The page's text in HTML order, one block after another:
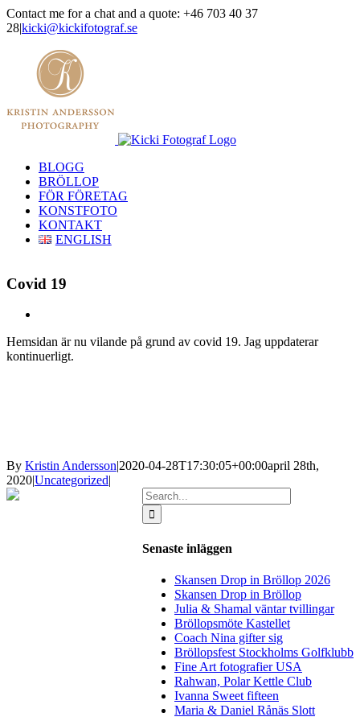
Skip
to
Contact me for a chat and a quote: +46 703 40 37
28|kicki@kickifotograf.se
BLOGG
BRÖLLOP
FÖR FÖRETAG
KONSTFOTO
KONTAKT
ENGLISH
Covid 19
Image
Hemsidan är nu vilande på grund av covid 19. Jag uppdaterar
kontinuerligt.
By Kristin Andersson|2020-04-28T17:30:05+00:00april 28th,
2020|Uncategorized|
Search
for:
Senaste inläggen
Skansen Drop in Bröllop 2026
Skansen Drop in Bröllop
Julia & Shamal väntar tvillingar
Bröllopsmöte Kastellet
Coach Nina gifter sig
Bröllopsfest Stockholms Golfklubb
Fine Art fotografier USA
Rahwan, Polar Kettle Club
Ivanna Sweet fifteen
Maria & Daniel Rånäs Slott